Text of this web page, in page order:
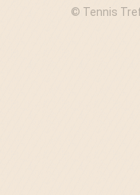
© Tennis